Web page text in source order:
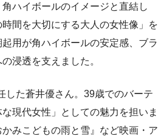
ハイボールのイメージと直結し
時間を大切にする大人の女性像」を
用が角ハイボールの安定感、ブラ
浸透を支えました。
した蒼井優さん。39歳でのバーテ
現代女性」としての魅力を担いま
みこどもの雨と雪』など映画・ア